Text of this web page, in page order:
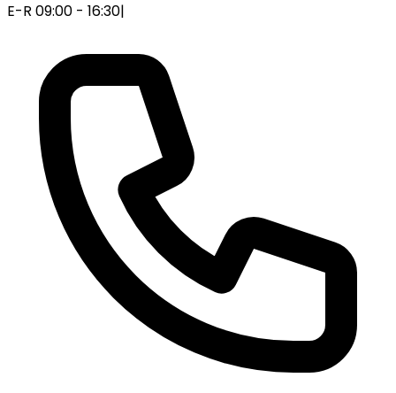
E-R 09:00 - 16:30|